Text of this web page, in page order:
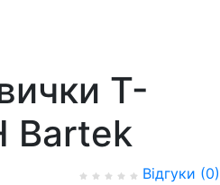
T-
Bartek
Відгуки (0)